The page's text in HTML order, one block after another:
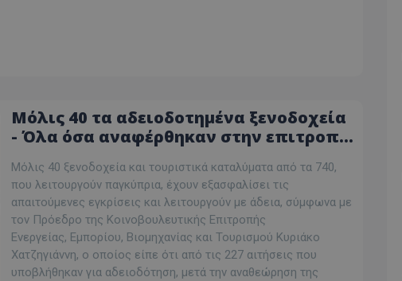
Μόλις 40 τα αδειοδοτημένα ξενοδοχεία
- Όλα όσα αναφέρθηκαν στην επιτροπή
Μόλις 40 ξενοδοχεία και τουριστικά καταλύματα από τα 740,
που λειτουργούν παγκύπρια, έχουν εξασφαλίσει τις
απαιτούμενες εγκρίσεις και λειτουργούν με άδεια, σύμφωνα με
τον Πρόεδρο της Κοινοβουλευτικής Επιτροπής
Ενεργείας, Εμπορίου, Βιομηχανίας και Τουρισμού Κυριάκο
Χατζηγιάννη, ο οποίος είπε ότι από τις 227 αιτήσεις που
υποβλήθηκαν για αδειοδότηση, μετά την αναθεώρηση της